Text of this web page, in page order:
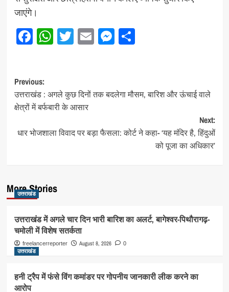
जाएंगे।
Facebook
WhatsApp
Twitter
EmailMessenger
Share
Post
navigation
Previous:
उत्तराखंड : अगले कुछ दिनों तक बदलेगा मौसम, बारिश और ऊंचाई वाले
क्षेत्रों में बर्फबारी के आसार
Next:
धार भोजशाला विवाद पर बड़ा फैसला: कोर्ट ने कहा- ‘यह मंदिर है, हिंदुओं
को पूजा का अधिकार’
More Stories
उत्तराखंड
उत्तराखंड में अगले चार दिन भारी बारिश का अलर्ट, बागेश्वर-पिथौरागढ़-
चमोली में विशेष सतर्कता
freelancerreporter August 8, 2026 0
उत्तराखंड
हनी ट्रैप में फंसे विंग कमांडर पर गोपनीय जानकारी लीक करने का
आरोप